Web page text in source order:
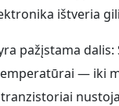
ištveria
pažįstama dalis:
— iki